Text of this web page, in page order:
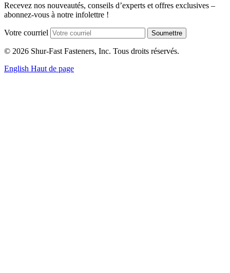
Recevez nos nouveautés, conseils d’experts et offres exclusives –
abonnez-vous à notre infolettre !
Votre courriel Soumettre
© 2026 Shur-Fast Fasteners, Inc. Tous droits réservés.
English Haut de page